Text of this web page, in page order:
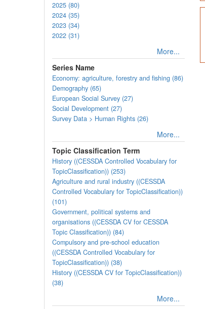
2025 (80)
2024 (35)
2023 (34)
2022 (31)
More...
Series Name
Economy: agriculture, forestry and fishing (86)
Demography (65)
European Social Survey (27)
Social Development (27)
Survey Data > Human Rights (26)
More...
Topic Classification Term
History ((CESSDA Controlled Vocabulary for
TopicClassification)) (253)
Agriculture and rural industry ((CESSDA
Controlled Vocabulary for TopicClassification))
(101)
Government, political systems and
organisations ((CESSDA CV for CESSDA
Topic Classification)) (84)
Compulsory and pre-school education
((CESSDA Controlled Vocabulary for
TopicClassification)) (38)
History ((CESSDA CV for TopicClassification))
(38)
More...